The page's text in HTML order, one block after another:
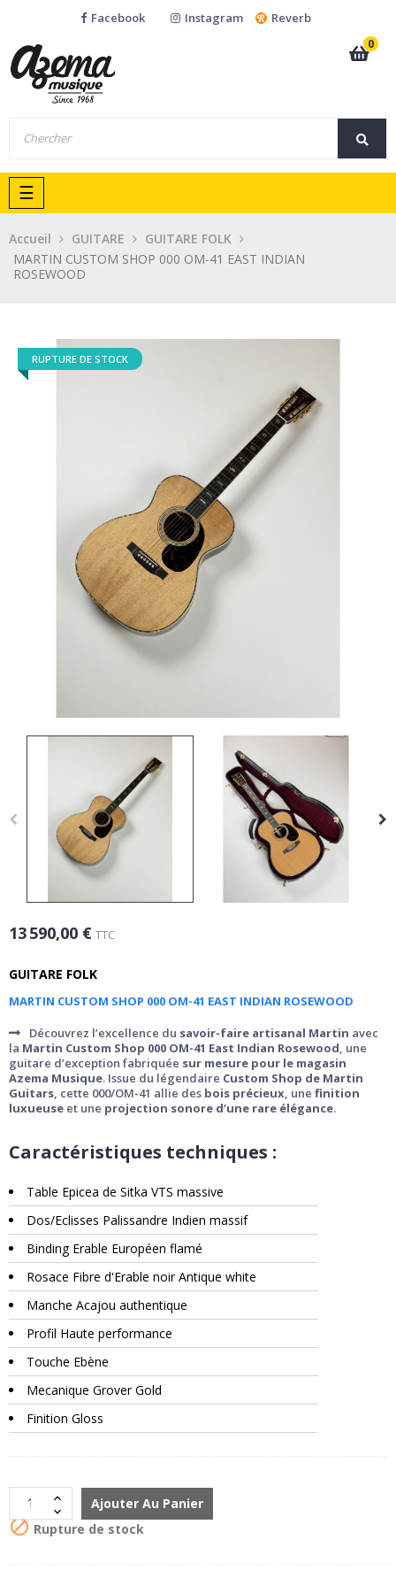
Facebook Instagram
Reverb
0
Basculer
la
navigation
☰
Accueil GUITARE
GUITARE FOLK
MARTIN CUSTOM SHOP 000 OM-41 EAST INDIAN
ROSEWOOD
RUPTURE DE STOCK
13 590,00 € TTC
GUITARE FOLK
MARTIN CUSTOM SHOP 000 OM-41 EAST INDIAN ROSEWOOD
Découvrez l’excellence du savoir-faire artisanal Martin avec
la Martin Custom Shop 000 OM-41 East Indian Rosewood, une
guitare d’exception fabriquée sur mesure pour le magasin
Azema Musique. Issue du légendaire Custom Shop de Martin
Guitars, cette 000/OM-41 allie des bois précieux, une finition
luxueuse et une projection sonore d’une rare élégance.
Caractéristiques techniques :
Table Epicea de Sitka VTS massive
Dos/Eclisses Palissandre Indien massif
Binding Erable Européen flamé
Rosace Fibre d'Erable noir Antique white
Manche Acajou authentique
Profil Haute performance
Touche Ebène
Mecanique Grover Gold
Finition Gloss
Ajouter Au Panier
 Rupture de stock